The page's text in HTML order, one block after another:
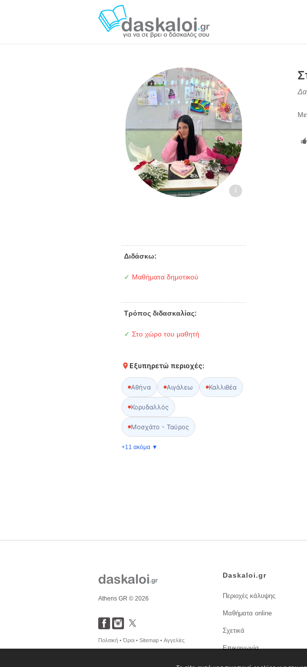
Στέλλα Νικολακάκη daskaloi.gr
Διδάσκω:
✓ Μαθήματα δημοτικού
Τρόπος διδασκαλίας:
✓ Στο χώρο του μαθητή
Εξυπηρετώ περιοχές:
Αθήνα Αιγάλεω Καλλιθέα
Κορυδαλλός
Μοσχάτο - Ταύρος
+11 ακόμα ▼
Athens GR © 2026
Πολιτική •Όροι • Sitemap • Αγγελίες
Daskaloi.gr
Περιοχές κάλυψης
Μαθήματα online
Σχετικά
Επικοινωνία